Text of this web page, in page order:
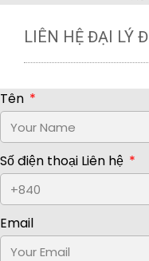
LIÊN HỆ ĐẠI LÝ
Tên
Số điện thoại Liên hệ
Email